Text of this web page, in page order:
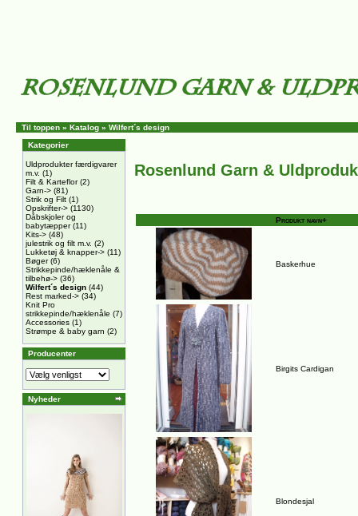
Til toppen » Katalog » Wilfert´s design
Kategorier
Uldprodukter færdigvarer
m.v. (1)
Filt & Karteflor(2)
Garn-> (81)
Strik og Filt (1)
Opskrifter-> (1130)
Dåbskjoler og
babytæpper(11)
Kits-> (48)
julestrik og filt m.v. (2)
Lukketøj & knapper-> (11)
Bøger(6)
Strikkepinde/hæklenåle &
tilbehø-> (36)
Wilfert´s design (44)
Rest marked-> (34)
Knit Pro
strikkepinde/hæklenåle (7)
Accessories (1)
Strømpe & baby garn (2)
Producenter
Nyheder
Rosenlund Garn &
Produkt navn+
Baskerhue
Birgits Cardigan
Blondesjal